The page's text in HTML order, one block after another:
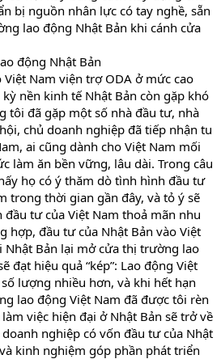
bị nguồn nhân lực có tay nghề, sẵn
lao động Nhật Bản khi cánh cửa
động Nhật Bản
Nam viện trợ ODA ở mức cao
nền kinh tế Nhật Bản còn gặp khó
tôi đã gặp một số nhà đầu tư, nhà
chủ doanh nghiệp đã tiếp nhận tu
ai cũng dành cho Việt Nam mối
làm ăn bền vững, lâu dài. Trong câu
họ có ý thăm dò tình hình đầu tư
trong thời gian gần đây, và tỏ ý sẽ
đầu tư của Việt Nam thoả mãn nhu
hợp, đầu tư của Nhật Bản vào Việt
Nhật Bản lại mở cửa thị trường lao
đạt hiệu quả “kép”: Lao động Việt
lượng nhiều hơn, và khi hết hạn
lao động Việt Nam đã được tôi rèn
việc hiện đại ở Nhật Bản sẽ trở về
nghiệp có vốn đầu tư của Nhật
kinh nghiệm góp phần phát triển